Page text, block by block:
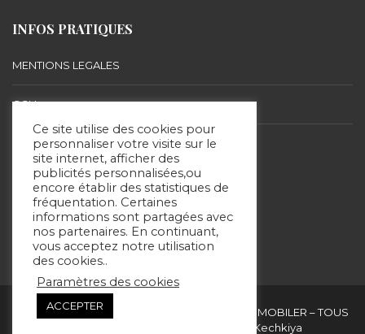
INFOS PRATIQUES
MENTIONS LEGALES
CGU
BARÈME D’HONORAIRES
SUIVEZ-NOUS
Copyright & copies. 2020 © ERIC LECHEVIN IMMOBILER – TOUS
DROITS RÉSERVÉS - Site réalisé par Kechkiya
Ce site utilise des cookies pour
personnaliser votre visite sur le
site internet, afficher des
publicités personnalisées,ou
encore établir des statistiques de
fréquentation. Certaines
informations sont partagées avec
nos partenaires. En continuant,
vous acceptez notre utilisation
des cookies..
Paramètres des cookies
ACCEPTER